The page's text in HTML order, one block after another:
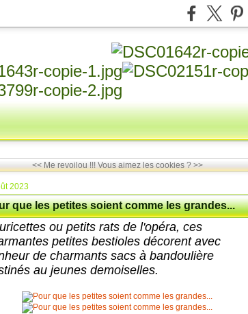
<< Me revoilou !!! Vous aimez les cookies ? >>
2023
que les petites soient comme les grandes...
ou petits rats de l'opéra, ces
petites bestioles décorent avec
de charmants sacs à bandoulière
au jeunes demoiselles.